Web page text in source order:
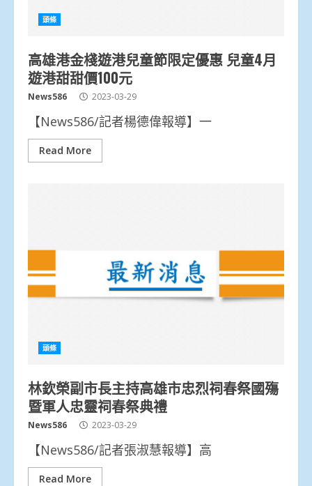
頭條
高雄港金棧遊港兒童節限定優惠 兒童4月
遊港甜甜價100元
News586 2023-03-29
【News586/記者楊德偉報導】一
Read More
頭條
林欽榮副市長主持高雄市忠烈祠春祭國殤
暨軍人忠靈祠春祭典禮
News586 2023-03-29
【News586/記者張淑慧報導】高
Read More